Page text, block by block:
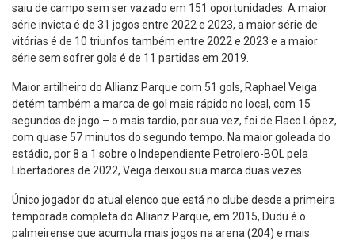
saiu de campo sem ser vazado em 151 oportunidades. A maior
série invicta é de 31 jogos entre 2022 e 2023, a maior série de
vitórias é de 10 triunfos também entre 2022 e 2023 e a maior
série sem sofrer gols é de 11 partidas em 2019.
Maior artilheiro do Allianz Parque com 51 gols, Raphael Veiga
detém também a marca de gol mais rápido no local, com 15
segundos de jogo – o mais tardio, por sua vez, foi de Flaco López,
com quase 57 minutos do segundo tempo. Na maior goleada do
estádio, por 8 a 1 sobre o Independiente Petrolero-BOL pela
Libertadores de 2022, Veiga deixou sua marca duas vezes.
Único jogador do atual elenco que está no clube desde a primeira
temporada completa do Allianz Parque, em 2015, Dudu é o
palmeirense que acumula mais jogos na arena (204) e mais